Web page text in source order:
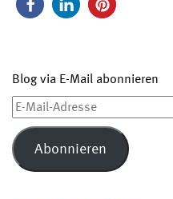
Blog via E-Mail abonnieren
E-
Mail-
Adresse
Abonnieren